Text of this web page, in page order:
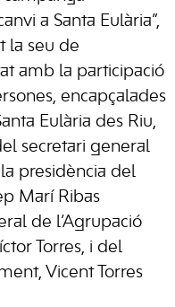
a Santa Eulària”,
la seu de
amb la participació
encapçalades
Eulària des Riu,
secretari general
presidència del
Marí Ribas
de l’Agrupació
Torres, i del
Vicent Torres